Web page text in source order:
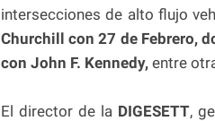
intersecciones de alto flujo
Churchill con 27 de Febrero,
con John F. Kennedy, entre
El director de la DIGESETT,